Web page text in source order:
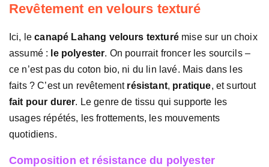
Revêtement en velours texturé
Ici, lecanapé Lahang velours texturémise sur un choix
assumé : le polyester. On pourrait froncer les sourcils –
ce n’est pas du coton bio, ni du lin lavé. Mais dans les
faits ? C’est un revêtement résistant, pratique, et surtout
fait pour durer. Le genre de tissu qui supporte les
usages répétés, les frottements, les mouvements
quotidiens.
Composition et résistance du polyester